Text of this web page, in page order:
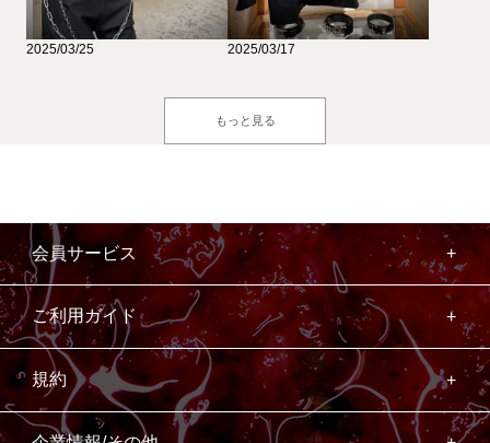
2025/03/25 2025/03/17
もっと見る
会員サービス
ご利用ガイド
規約